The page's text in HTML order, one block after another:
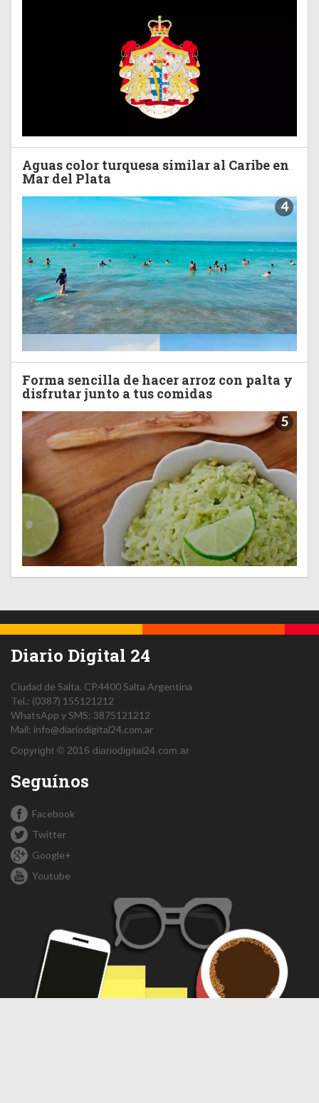
Aguas color turquesa similar al Caribe en
Mar del Plata
4
Forma sencilla de hacer arroz con palta y
disfrutar junto a tus comidas
5
Diario Digital 24
Ciudad de Salta. CP.4400Salta Argentina
Tel.: (0387) 155121212
WhatsApp y SMS: 3875121212
Mail: info@diariodigital24.com.ar
Copyright © 2016 diariodigital24.com.ar
Seguínos
Facebook
Twitter
Google+
Youtube